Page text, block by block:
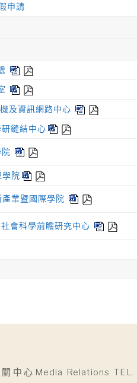
申請
及資訊網路中心
研鏈結中心
學院
產業暨國際學院
社會科學前瞻研究中心
中心Media Relations TEL.